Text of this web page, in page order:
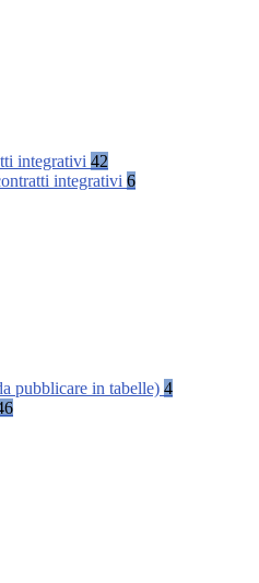
integrativi 42
integrativi 6
pubblicare in tabelle) 4